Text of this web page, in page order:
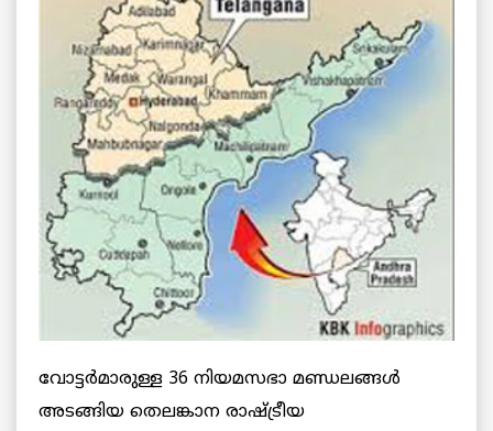
വോട്ടര്‍മാരുള്ള 36 നിയമസഭാ മണ്ഡലങ്ങള്‍
അടങ്ങിയ തെലങ്കാന രാഷ്ട്രീയ